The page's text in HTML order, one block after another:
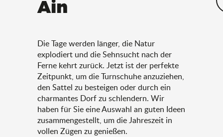
Ain
Die Tage werden länger, die Natur
explodiert und die Sehnsucht nach der
Ferne kehrt zurück. Jetzt ist der perfekte
Zeitpunkt, um die Turnschuhe anzuziehen,
den Sattel zu besteigen oder durch ein
charmantes Dorf zu schlendern. Wir
haben für Sie eine Auswahl an guten Ideen
zusammengestellt, um die Jahreszeit in
vollen Zügen zu genießen.